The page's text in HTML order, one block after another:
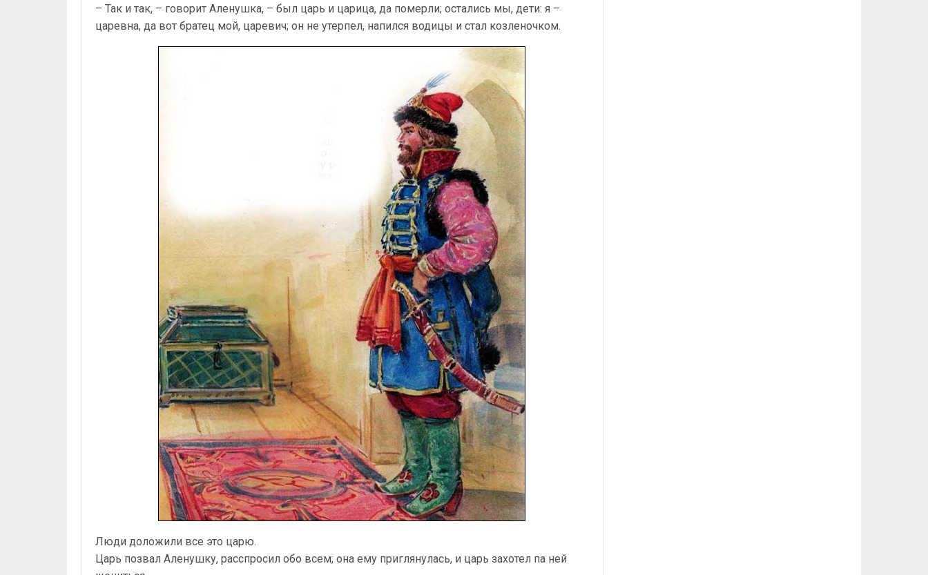
– Так и так, – говорит Аленушка, – был царь и царица, да померли; остались мы, дети: я –
царевна, да вот братец мой, царевич; он не утерпел, напился водицы и стал козленочком.
Люди доложили все это царю.
Царь позвал Аленушку, расспросил обо всем; она ему приглянулась, и царь захотел па ней